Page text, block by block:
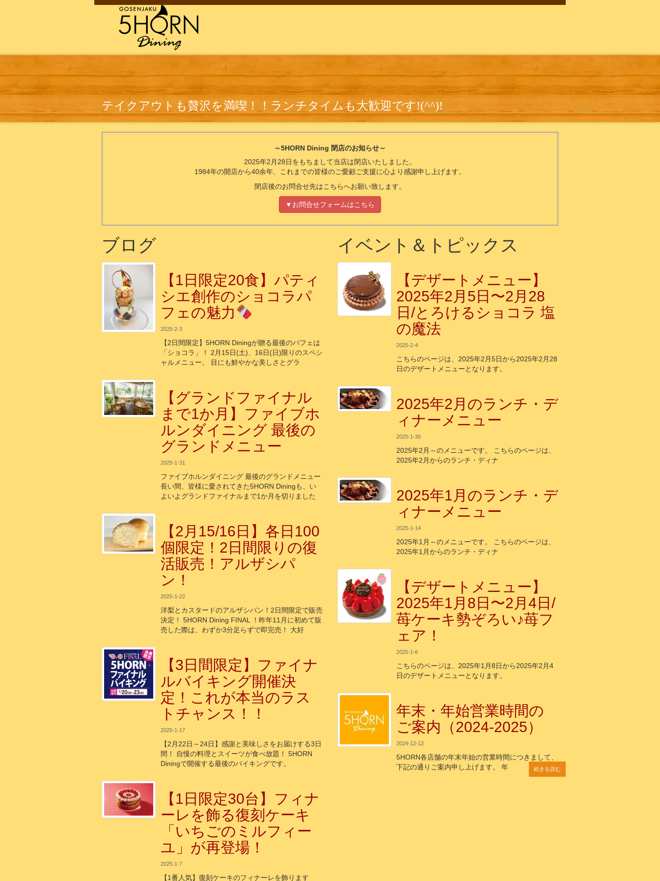
テイクアウトも贅沢を満喫！！ランチタイムも大歓迎です!(^^)!
～5HORN Dining 閉店のお知らせ～
2025年2月28日をもちまして当店は閉店いたしました。
1984年の開店から40余年、これまでの皆様のご愛顧ご支援に心より感謝申し上げます。
閉店後のお問合せ先はこちらへお願い致します。
▼お問合せフォームはこちら
ブログ
【1日限定20食】パティ
シエ創作のショコラパ
フェの魅力
2025-2-3
【2日間限定】5HORN Diningが贈る最後のパフェは
「ショコラ」！ 2月15日(土)、16日(日)限りのスペシ
ャルメニュー。 目にも鮮やかな美しさとグラ
【グランドファイナル
まで1か月】ファイブホ
ルンダイニング 最後の
グランドメニュー
2025-1-31
ファイブホルンダイニング 最後のグランドメニュー
長い間、皆様に愛されてきた5HORN Diningも、い
よいよグランドファイナルまで1か月を切りました
【2月15/16日】各日100
個限定！2日間限りの復
活販売！アルザシパ
ン！
2025-1-22
洋梨とカスタードのアルザシパン！2日間限定で販売
決定！ 5HORN Dining FINAL ！昨年11月に初めて販
売した際は、わずか3分足らずで即完売！ 大好
【3日間限定】ファイナ
ルバイキング開催決
定！これが本当のラス
トチャンス！！
2025-1-17
【2月22日～24日】感謝と美味しさをお届けする3日
間！ 自慢の料理とスイーツが食べ放題！ 5HORN
Diningで開催する最後のバイキングです。
【1日限定30台】フィナ
ーレを飾る復刻ケーキ
「いちごのミルフィー
ユ」が再登場！
2025-1-7
【1番人気】復刻ケーキのフィナーレを飾ります
イベント＆トピックス
【デザートメニュー】
2025年2月5日〜2月28
日/とろけるショコラ 塩
の魔法
2025-2-4
こちらのページは、2025年2月5日から2025年2月28
日のデザートメニューとなります。
続きを読む
2025年2月のランチ・デ
ィナーメニュー
2025-1-30
2025年2月～のメニューです。 こちらのページは、
2025年2月からのランチ・ディナ
続きを読む
2025年1月のランチ・デ
ィナーメニュー
2025-1-14
2025年1月～のメニューです。 こちらのページは、
2025年1月からのランチ・ディナ
続きを読む
【デザートメニュー】
2025年1月8日〜2月4日/
苺ケーキ勢ぞろい♪苺フ
ェア！
2025-1-6
こちらのページは、2025年1月8日から2025年2月4
日のデザートメニューとなります。
続きを読む
年末・年始営業時間の
ご案内（2024-2025）
2024-12-12
5HORN各店舗の年末年始の営業時間につきまして、
下記の通りご案内申し上げます。 年
続きを読む